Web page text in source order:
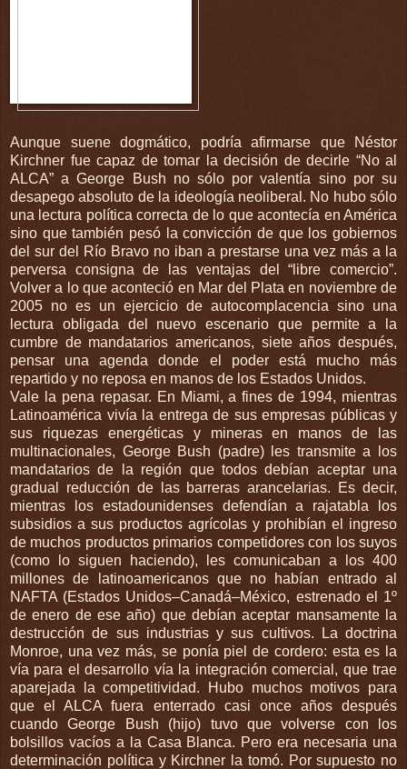
Aunque suene dogmático, podría afirmarse que Néstor
Kirchner fue capaz de tomar la decisión de decirle “No al
ALCA” a George Bush no sólo por valentía sino por su
desapego absoluto de la ideología neoliberal. No hubo sólo
una lectura política correcta de lo que acontecía en América
sino que también pesó la convicción de que los gobiernos
del sur del Río Bravo no iban a prestarse una vez más a la
perversa consigna de las ventajas del “libre comercio”.
Volver a lo que aconteció en Mar del Plata en noviembre de
2005 no es un ejercicio de autocomplacencia sino una
lectura obligada del nuevo escenario que permite a la
cumbre de mandatarios americanos, siete años después,
pensar una agenda donde el poder está mucho más
repartido y no reposa en manos de los Estados Unidos.
Vale la pena repasar. En Miami, a fines de 1994, mientras
Latinoamérica vivía la entrega de sus empresas públicas y
sus riquezas energéticas y mineras en manos de las
multinacionales, George Bush (padre) les transmite a los
mandatarios de la región que todos debían aceptar una
gradual reducción de las barreras arancelarias. Es decir,
mientras los estadounidenses defendían a rajatabla los
subsidios a sus productos agrícolas y prohibían el ingreso
de muchos productos primarios competidores con los suyos
(como lo siguen haciendo), les comunicaban a los 400
millones de latinoamericanos que no habían entrado al
NAFTA (Estados Unidos–Canadá–México, estrenado el 1º
de enero de ese año) que debían aceptar mansamente la
destrucción de sus industrias y sus cultivos. La doctrina
Monroe, una vez más, se ponía piel de cordero: esta es la
vía para el desarrollo vía la integración comercial, que trae
aparejada la competitividad. Hubo muchos motivos para
que el ALCA fuera enterrado casi once años después
cuando George Bush (hijo) tuvo que volverse con los
bolsillos vacíos a la Casa Blanca. Pero era necesaria una
determinación política y Kirchner la tomó. Por supuesto no